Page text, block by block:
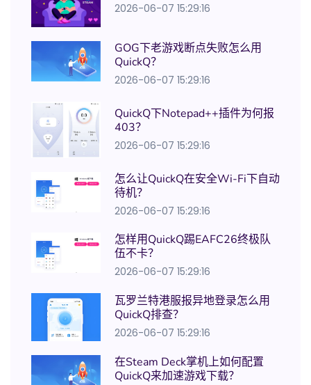
2026-06-07 15:29:16
GOG下老游戏断点失败怎么用
QuickQ？
2026-06-07 15:29:16
QuickQ下Notepad++插件为何报
403？
2026-06-07 15:29:16
怎么让QuickQ在安全Wi-Fi下自动
待机？
2026-06-07 15:29:16
怎样用QuickQ踢EAFC26终极队
伍不卡？
2026-06-07 15:29:16
瓦罗兰特港服报异地登录怎么用
QuickQ排查？
2026-06-07 15:29:16
在Steam Deck掌机上如何配置
QuickQ来加速游戏下载？